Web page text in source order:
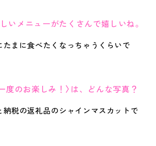
いメニューがたくさんで嬉しいね。
たまに食べたくなっちゃうくらいで
度のお楽しみ！〉は、どんな写真？
納税の返礼品のシャインマスカットで